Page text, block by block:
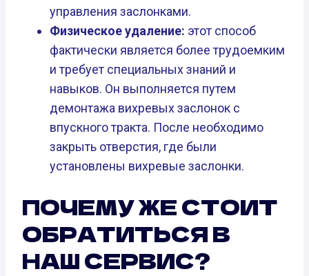
управления заслонками.
Физическое удаление: этот способ
фактически является более трудоемким
и требует специальных знаний и
навыков. Он выполняется путем
демонтажа вихревых заслонок с
впускного тракта. После необходимо
закрыть отверстия, где были
установлены вихревые заслонки.
ПОЧЕМУ ЖЕ СТОИТ
ОБРАТИТЬСЯ В
НАШ СЕРВИС?